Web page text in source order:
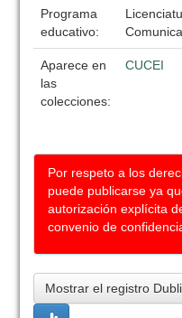
Programa
educativo:
Aparece en
las
colecciones:
CUCEI
Por respeto a los
puede publicarse ya
autorización explícita
convenio de
Mostrar el registro